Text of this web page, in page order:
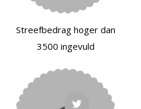
Streefbedrag hoger dan
3500 ingevuld